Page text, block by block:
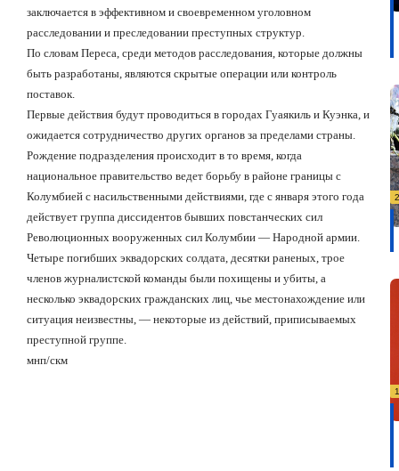
заключается в эффективном и своевременном уголовном
расследовании и преследовании преступных структур.
По словам Переса, среди методов расследования, которые должны
быть разработаны, являются скрытые операции или контроль
поставок.
Первые действия будут проводиться в городах Гуаякиль и Куэнка, и
ожидается сотрудничество других органов за пределами страны.
Рождение подразделения происходит в то время, когда
национальное правительство ведет борьбу в районе границы с
Колумбией с насильственными действиями, где с января этого года
действует группа диссидентов бывших повстанческих сил
Революционных вооруженных сил Колумбии — Народной армии.
Четыре погибших эквадорских солдата, десятки раненых, трое
членов журналистской команды были похищены и убиты, а
несколько эквадорских гражданских лиц, чье местонахождение или
ситуация неизвестны, — некоторые из действий, приписываемых
преступной группе.
мнп/скм